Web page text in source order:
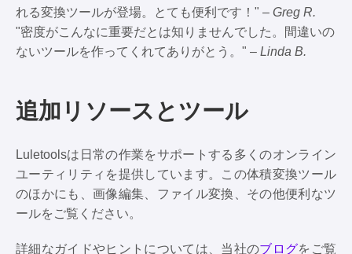
れる変換ツールが登場。とても便利です！" – Greg R.
"密度がこんなに重要だとは知りませんでした。間違いの
ないツールを作ってくれてありがとう。" – Linda B.
追加リソースとツール
Luletoolsは日常の作業をサポートする多くのオンライン
ユーティリティを提供しています。この体積変換ツール
のほかにも、画像編集、ファイル変換、その他便利なツ
ールをご覧ください。
詳細なガイドやヒントについては、当社のブログをご覧